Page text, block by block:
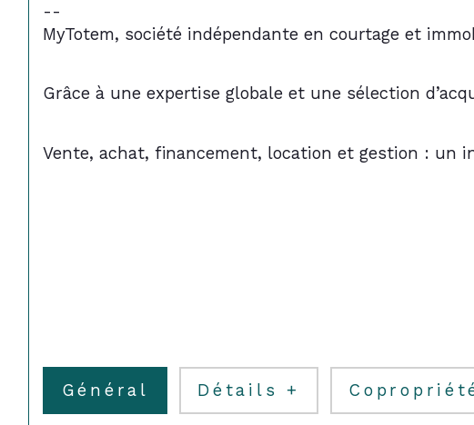
--
MyTotem, société indépendante en courtage et
Grâce à une expertise globale et une sélection
Vente, achat, financement, location et gestion :
Général Détails +